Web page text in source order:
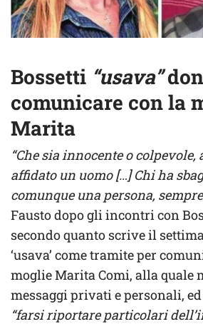
Bossetti “usava”
comunicare con la
Marita
“Che sia innocente o colpevole,
affidato un uomo […] Chi ha
comunque una persona,
Fausto dopo gli incontri con
secondo quanto scrive il
‘usava’ come tramite per
moglie Marita Comi, alla quale
messaggi privati e personali,
“farsi riportare particolari